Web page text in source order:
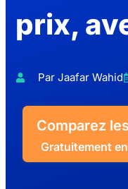
prix,
Par Jaafar Wahid
Comparez
Gratuitement